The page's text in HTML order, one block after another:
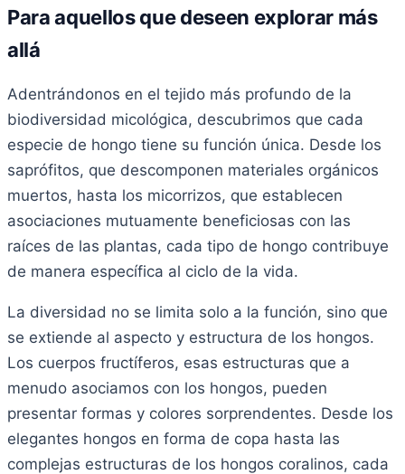
Para aquellos que deseen explorar más
allá
Adentrándonos en el tejido más profundo de la
biodiversidad micológica, descubrimos que cada
especie de hongo tiene su función única. Desde los
saprófitos, que descomponen materiales orgánicos
muertos, hasta los micorrizos, que establecen
asociaciones mutuamente beneficiosas con las
raíces de las plantas, cada tipo de hongo contribuye
de manera específica al ciclo de la vida.
La diversidad no se limita solo a la función, sino que
se extiende al aspecto y estructura de los hongos.
Los cuerpos fructíferos, esas estructuras que a
menudo asociamos con los hongos, pueden
presentar formas y colores sorprendentes. Desde los
elegantes hongos en forma de copa hasta las
complejas estructuras de los hongos coralinos, cada